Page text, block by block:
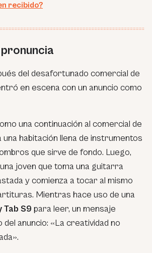
recibido?
del desafortunado comercial de
en escena con un anuncio como
una continuación al comercial de
una habitación llena de instrumentos
que sirve de fondo. Luego,
joven que toma una guitarra
y comienza a tocar al mismo
Mientras hace uso de una
Tab S9 para leer, un mensaje
anuncio: «La creatividad no